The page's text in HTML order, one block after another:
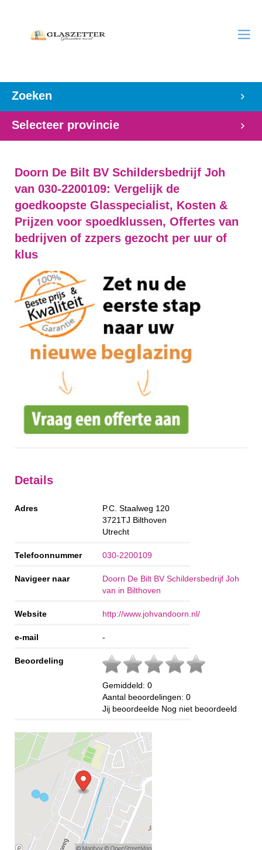
Zoeken
Selecteer provincie
Doorn De Bilt BV Schildersbedrijf Joh
van 030-2200109: Vergelijk de
goedkoopste Glasspecialist, Kosten &
Prijzen voor spoedklussen, Offertes van
bedrijven of zzpers gezocht per uur of
klus
Details
Adres
P.C. Staalweg 120
3721TJ Bilthoven
Utrecht
Telefoonnummer 030-2200109
Navigeer naar
Doorn De Bilt BV Schildersbedrijf Joh
van in Bilthoven
Website http://www.johvandoorn.nl/
e-mail -
Beoordeling
Gemiddeld: 0
Aantal beoordelingen: 0
Jij beoordeelde Nog niet beoordeeld